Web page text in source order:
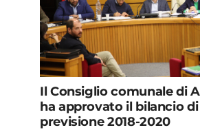
Il Consiglio comunale di
ha approvato il bilancio di
previsione 2018-2020